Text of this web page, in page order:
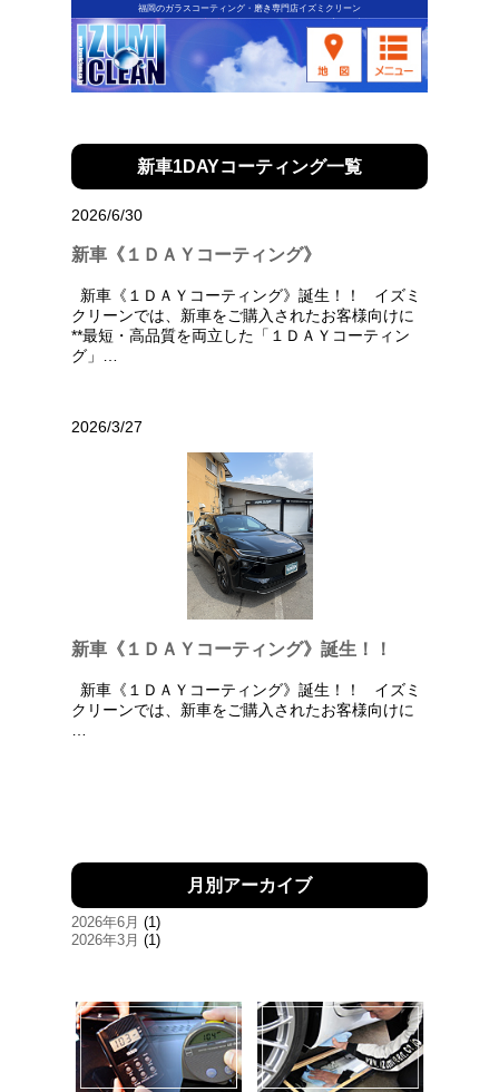
福岡のガラスコーティング・磨き専門店イズミクリーン
新車1DAYコーティング一覧
2026/6/30
新車《１ＤＡＹコーティング》
新車《１ＤＡＹコーティング》誕生！！ イズミ
クリーンでは、新車をご購入されたお客様向けに
**最短・高品質を両立した「１ＤＡＹコーティン
グ」…
2026/3/27
新車《１ＤＡＹコーティング》誕生！！
新車《１ＤＡＹコーティング》誕生！！ イズミ
クリーンでは、新車をご購入されたお客様向けに
月別アーカイブ
2026年6月 (1)
2026年3月 (1)